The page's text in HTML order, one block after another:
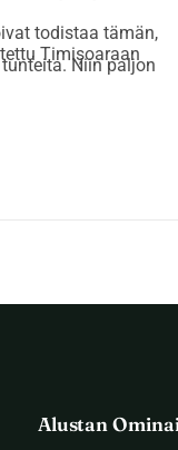
todistaa tämän,
Timișoaraan
Niin paljon
Alustan